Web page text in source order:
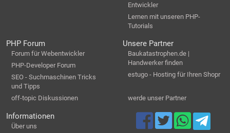
Entwickler
Lernen mit unseren PHP-
Tutorials
PHP Forum
Forum für Webentwickler
PHP-Developer Forum
SEO - Suchmaschinen Tricks
und Tipps
off-topic Diskussionen
Unsere Partner
Baukatastrophen.de |
Handwerker finden
estugo - Hosting für Ihren Shopr
werde unser Partner
Informationen
Über uns